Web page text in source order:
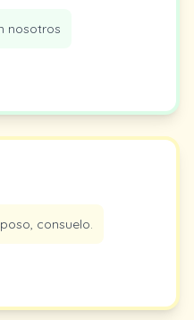
nosotros
consuelo.